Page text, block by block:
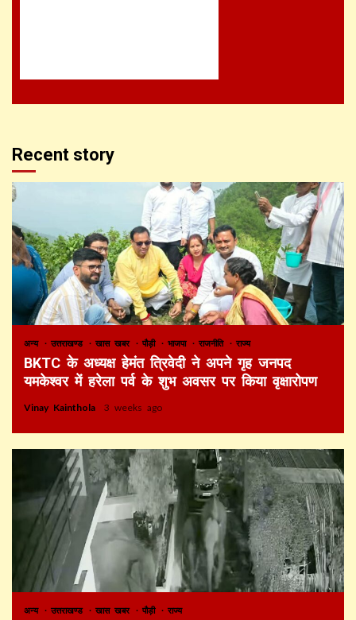
Recent story
अन्य उत्तराखण्ड खास खबर पौड़ी भाजपा राजनीति राज्य
BKTC के अध्यक्ष हेमंत त्रिवेदी ने अपने गृह जनपद
यमकेश्वर में हरेला पर्व के शुभ अवसर पर किया वृक्षारोपण
Vinay Kainthola 3 weeks ago
अन्य उत्तराखण्ड खास खबर पौड़ी राज्य